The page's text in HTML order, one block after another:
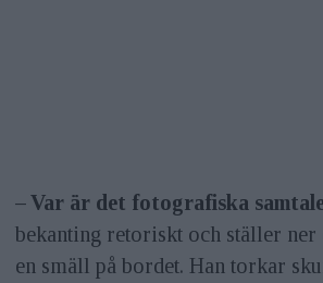
– Var är det fotografiska
bekanting retoriskt och ställer ner
en smäll på bordet. Han torkar